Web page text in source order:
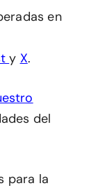
en
y X.
del
para la